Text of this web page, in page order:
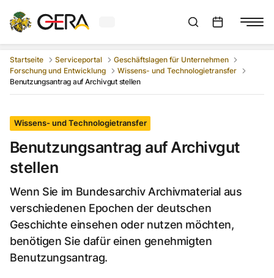
Aktuelles Wetter in GeraSuchleiste anzeigen
Startseite Serviceportal
Geschäftslagen für Unternehmen
Forschung und Entwicklung
Wissens- und Technologietransfer
Benutzungsantrag auf Archivgut stellen
Wissens- und Technologietransfer
Benutzungsantrag auf Archivgut
stellen
Wenn Sie im Bundesarchiv Archivmaterial aus
verschiedenen Epochen der deutschen
Geschichte einsehen oder nutzen möchten,
benötigen Sie dafür einen genehmigten
Benutzungsantrag.